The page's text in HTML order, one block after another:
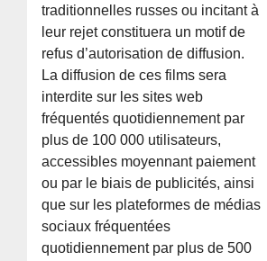
traditionnelles russes ou incitant à
leur rejet constituera un motif de
refus d’autorisation de diffusion.
La diffusion de ces films sera
interdite sur les sites web
fréquentés quotidiennement par
plus de 100 000 utilisateurs,
accessibles moyennant paiement
ou par le biais de publicités, ainsi
que sur les plateformes de médias
sociaux fréquentées
quotidiennement par plus de 500